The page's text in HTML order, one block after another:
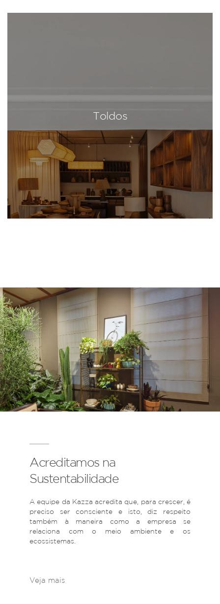
Toldos
Acreditamos na
Sustentabilidade
A equipe da Kazza acredita que, para crescer, é
preciso ser consciente e isto, diz respeito
também à maneira como a empresa se
relaciona com o meio ambiente e os
ecossistemas.
Veja mais